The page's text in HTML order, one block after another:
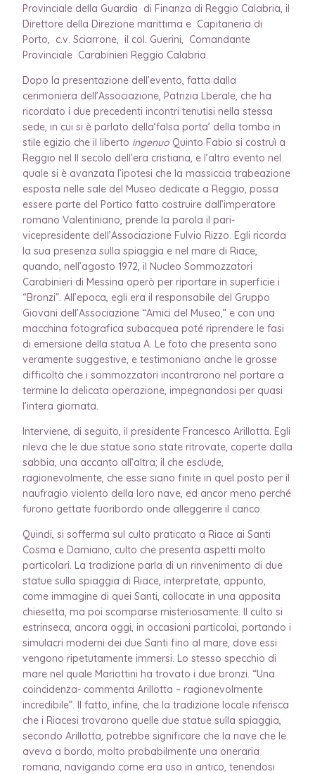
Provinciale della Guardia di Finanza di Reggio Calabria, il
Direttore della Direzione marittima e Capitaneria di
Porto, c.v. Sciarrone, il col. Guerini, Comandante
Provinciale Carabinieri Reggio Calabria.
Dopo la presentazione dell’evento, fatta dalla
cerimoniera dell’Associazione, Patrizia Lberale, che ha
ricordato i due precedenti incontri tenutisi nella stessa
sede, in cui si è parlato della‘falsa porta’ della tomba in
stile egizio che il liberto ingenuo Quinto Fabio si costruì a
Reggio nel II secolo dell’era cristiana, e l’altro evento nel
quale si è avanzata l’ipotesi che la massiccia trabeazione
esposta nelle sale del Museo dedicate a Reggio, possa
essere parte del Portico fatto costruire dall’imperatore
romano Valentiniano, prende la parola il pari-
vicepresidente dell’Associazione Fulvio Rizzo. Egli ricorda
la sua presenza sulla spiaggia e nel mare di Riace,
quando, nell’agosto 1972, il Nucleo Sommozzatori
Carabinieri di Messina operò per riportare in superficie i
“Bronzi”. All’epoca, egli era il responsabile del Gruppo
Giovani dell’Associazione “Amici del Museo,” e con una
macchina fotografica subacquea poté riprendere le fasi
di emersione della statua A. Le foto che presenta sono
veramente suggestive, e testimoniano anche le grosse
difficoltà che i sommozzatori incontrarono nel portare a
termine la delicata operazione, impegnandosi per quasi
l’intera giornata.
Interviene, di seguito, il presidente Francesco Arillotta. Egli
rileva che le due statue sono state ritrovate, coperte dalla
sabbia, una accanto all’altra; il che esclude,
ragionevolmente, che esse siano finite in quel posto per il
naufragio violento della loro nave, ed ancor meno perché
furono gettate fuoribordo onde alleggerire il carico.
Quindi, si sofferma sul culto praticato a Riace ai Santi
Cosma e Damiano, culto che presenta aspetti molto
particolari. La tradizione parla di un rinvenimento di due
statue sulla spiaggia di Riace, interpretate, appunto,
come immagine di quei Santi, collocate in una apposita
chiesetta, ma poi scomparse misteriosamente. Il culto si
estrinseca, ancora oggi, in occasioni particolai, portando i
simulacri moderni dei due Santi fino al mare, dove essi
vengono ripetutamente immersi. Lo stesso specchio di
mare nel quale Mariottini ha trovato i due bronzi. “Una
coincidenza- commenta Arillotta – ragionevolmente
incredibile”. Il fatto, infine, che la tradizione locale riferisca
che i Riacesi trovarono quelle due statue sulla spiaggia,
secondo Arillotta, potrebbe significare che la nave che le
aveva a bordo, molto probabilmente una oneraria
romana, navigando come era uso in antico, tenendosi